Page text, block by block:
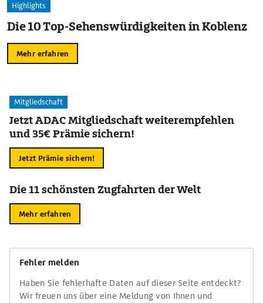
Highlights
Die 10 Top-Sehenswürdigkeiten in Koblenz
Mehr erfahren
Mitgliedschaft
Jetzt ADAC Mitgliedschaft weiterempfehlen
und 35€ Prämie sichern!
Jetzt Prämie sichern!
Die 11 schönsten Zugfahrten der Welt
Mehr erfahren
Fehler melden
Haben Sie fehlerhafte Daten auf dieser Seite entdeckt?
Wir freuen uns über eine Meldung von Ihnen und